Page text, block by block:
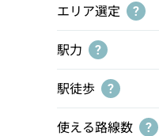
エリア選定 ?
駅力 ?
駅徒歩 ?
使える路線数 ?